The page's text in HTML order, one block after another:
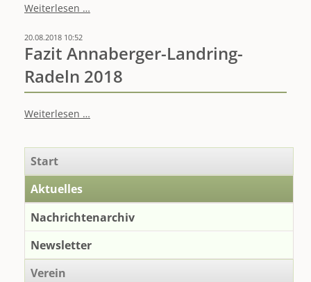
Weiterlesen …
Wanderpokal
Annaberger
Land
20.08.2018 10:52
Fazit Annaberger-Landring-
Radeln 2018
Weiterlesen …
Radeln
überspringen
Start
Aktuelles
Nachrichtenarchiv
Newsletter
Verein